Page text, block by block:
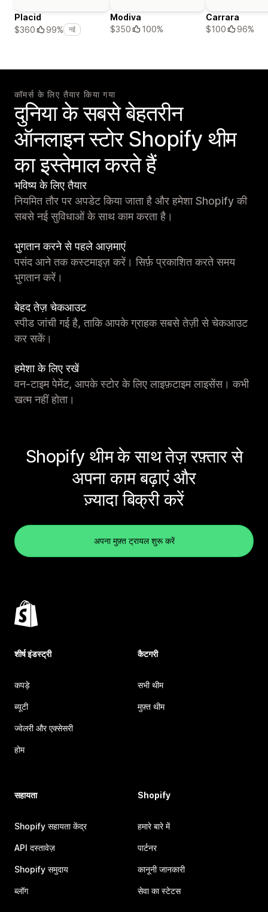
Placid
$360
99% नई
Modiva
$350
100%
Carrara
$100
96%
कॉमर्स के लिए तैयार किया गया
दुनिया के सबसे बेहतरीन
ऑनलाइन स्टोर Shopify थीम
का इस्तेमाल करते हैं
भविष्य के लिए तैयार
नियमित तौर पर अपडेट किया जाता है और हमेशा Shopify की
सबसे नई सुविधाओं के साथ काम करता है।
भुगतान करने से पहले आज़माएं
पसंद आने तक कस्टमाइज़ करें। सिर्फ़ प्रकाशित करते समय
भुगतान करें।
बेहद तेज़ चेकआउट
स्पीड जांची गई है, ताकि आपके ग्राहक सबसे तेज़ी से चेकआउट
कर सकें।
हमेशा के लिए रखें
वन-टाइम पेमेंट, आपके स्टोर के लिए लाइफ़टाइम लाइसेंस। कभी
खत्म नहीं होता।
Shopify थीम के साथ तेज़ रफ़्तार से
अपना काम बढ़ाएं और
ज़्यादा बिक्री करें
अपना मुफ़्त ट्रायल शुरू करें
शीर्ष इंडस्ट्री
कपड़े
ब्यूटी
ज्वेलरी और एक्सेसरी
होम
कैटगरी
सभी थीम
मुफ़्त थीम
सहायता
Shopify सहायता केंद्र
API दस्तावेज़
Shopify समुदाय
ब्लॉग
Shopify
हमारे बारे में
पार्टनर
कानूनी जानकारी
सेवा का स्टेटस